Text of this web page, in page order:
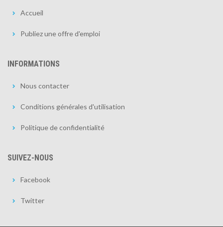
Accueil
Publiez une offre d'emploi
INFORMATIONS
Nous contacter
Conditions générales d'utilisation
Politique de confidentialité
SUIVEZ-NOUS
Facebook
Twitter